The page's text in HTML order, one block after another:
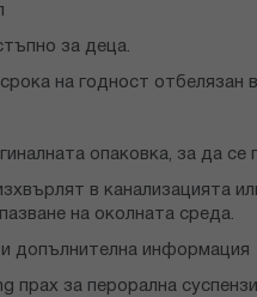
за деца.
на годност
опаковка, за да се
в канализацията
на околната среда.
допълнителна информация
прах за перорална